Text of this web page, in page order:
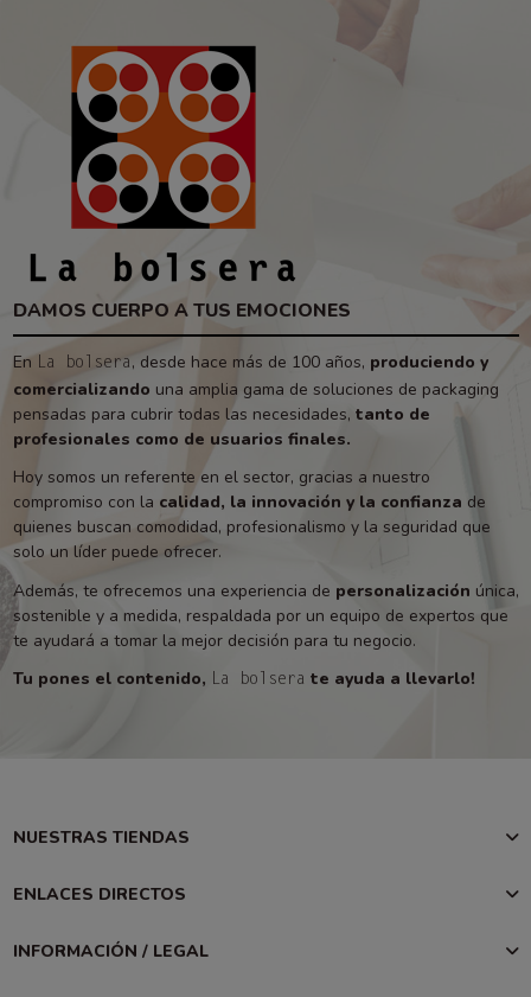
DAMOS CUERPO A TUS EMOCIONES
En La bolsera , desde hace más de 100 años, produciendo y
comercializando una amplia gama de soluciones de packaging
pensadas para cubrir todas las necesidades, tanto de
profesionales como de usuarios finales.
Hoy somos un referente en el sector, gracias a nuestro
compromiso con la calidad, la innovación y la confianza de
quienes buscan comodidad, profesionalismo y la seguridad que
solo un líder puede ofrecer.
Además, te ofrecemos una experiencia de personalización única,
sostenible y a medida, respaldada por un equipo de expertos que
te ayudará a tomar la mejor decisión para tu negocio.
Tu pones el contenido, La bolsera te ayuda a llevarlo!
NUESTRAS TIENDAS
ENLACES DIRECTOS
INFORMACIÓN / LEGAL